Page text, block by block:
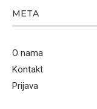
META
O nama
Kontakt
Prijava